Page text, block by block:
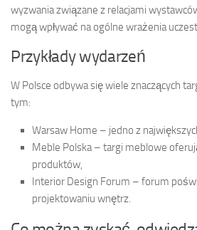
wyzwania związane z relacjami
mogą wpływać na ogólne wrażenia
Przykłady wydarzeń
W Polsce odbywa się wiele znaczących
tym:
Warsaw Home – jedno z
Meble Polska – targi meblowe
produktów,
Interior Design Forum – forum
projektowaniu wnętrz.